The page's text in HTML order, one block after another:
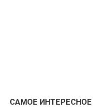
САМОЕ ИНТЕРЕСНОЕ